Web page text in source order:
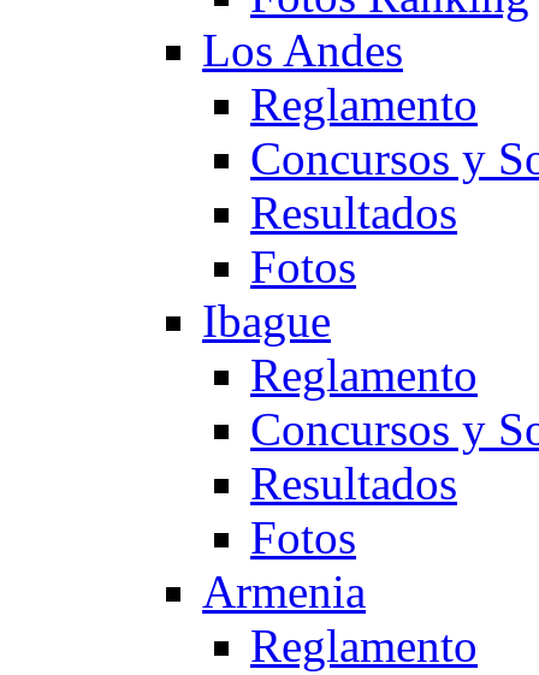
Los Andes
Reglamento
Concursos y
Resultados
Fotos
Ibague
Reglamento
Concursos y
Resultados
Fotos
Armenia
Reglamento